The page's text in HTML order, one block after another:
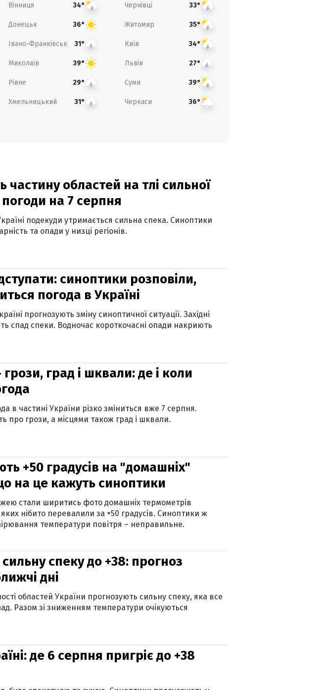
Вінниця 34° Чернівці 33°
Донецьк 36° Житомир 35°
Івано-Франківськ 31° Київ 34°
Миколаїв 39° Львів 27°
Рівне 29° Суми 39°
Хмельницький 31° Черкаси 36°
частину областей на тлі сильної
на 7 серпня
подекуди утримається сильна спека. Синоптики
та опади у низці регіонів.
синоптики розповіли,
погода в Україні
прогнозують зміну синоптичної ситуації. Західні
спад спеки. Водночас короткочасні опади накриють
грози, град і шквали: де і коли
в частині України різко зміниться вже 7 серпня.
про грози, а місцями також град і шквали.
+50 градусів на "домашніх"
на це кажуть синоптики
стали ширитись фото домашніх термометрів
нібито перевалили за +50 градусів. Синоптики ж
температури повітря – неправильне.
спеку до +38: прогноз
дні
областей України прогнозують сильну спеку, яка все
Разом зі зниженням температури очікуються
де 6 серпня пригріє до +38